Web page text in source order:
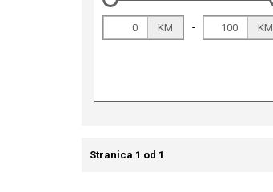
KM - KM
Stranica 1 od 1